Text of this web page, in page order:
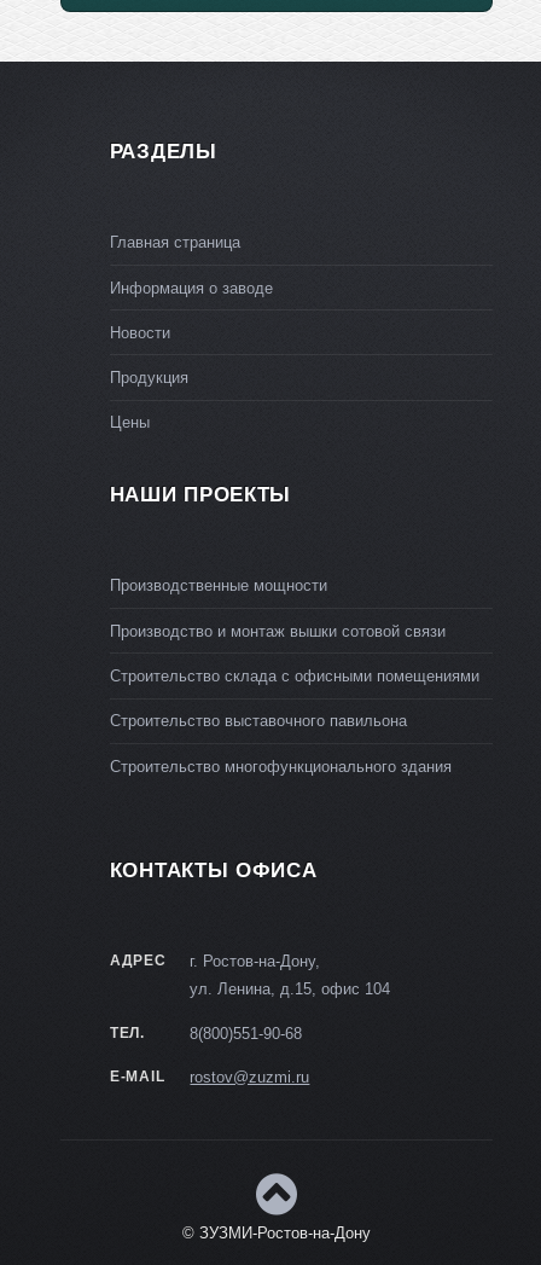
РАЗДЕЛЫ
Главная страница
Информация о заводе
Новости
Продукция
Цены
НАШИ ПРОЕКТЫ
Производственные мощности
Производство и монтаж вышки сотовой связи
Строительство склада с офисными помещениями
Строительство выставочного павильона
Строительство многофункционального здания
КОНТАКТЫ ОФИСА
АДРЕС
г. Ростов-на-Дону,
ул. Ленина, д.15, офис 104
ТЕЛ. 8(800)551-90-68
E-MAIL rostov@zuzmi.ru
© ЗУЗМИ-Ростов-на-Дону